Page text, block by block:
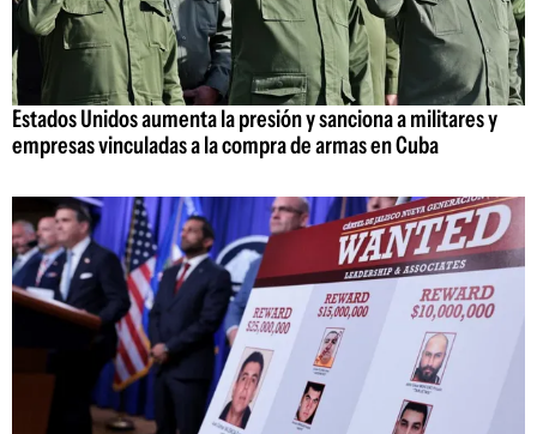
Estados Unidos aumenta la presión y sanciona a militares y
empresas vinculadas a la compra de armas en Cuba